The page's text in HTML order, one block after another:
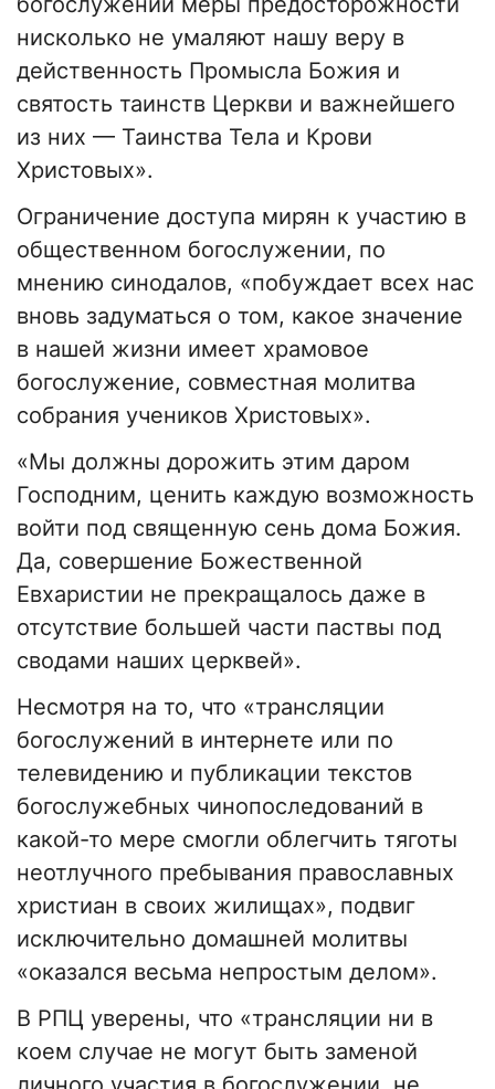
нисколько не умаляют нашу веру в
действенность Промысла Божия и
святость таинств Церкви и важнейшего
из них — Таинства Тела и Крови
Христовых».
Ограничение доступа мирян к участию в
общественном богослужении, по
мнению синодалов, «побуждает всех нас
вновь задуматься о том, какое значение
в нашей жизни имеет храмовое
богослужение, совместная молитва
собрания учеников Христовых».
«Мы должны дорожить этим даром
Господним, ценить каждую возможность
войти под священную сень дома Божия.
Да, совершение Божественной
Евхаристии не прекращалось даже в
отсутствие большей части паствы под
сводами наших церквей».
Несмотря на то, что «трансляции
богослужений в интернете или по
телевидению и публикации текстов
богослужебных чинопоследований в
какой-то мере смогли облегчить тяготы
неотлучного пребывания православных
христиан в своих жилищах», подвиг
исключительно домашней молитвы
«оказался весьма непростым делом».
В РПЦ уверены, что «трансляции ни в
коем случае не могут быть заменой